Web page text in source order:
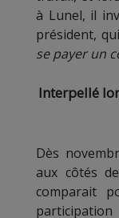
à Lunel, il
président,
se payer un
Interpellé
Dès
aux côtés
comparait